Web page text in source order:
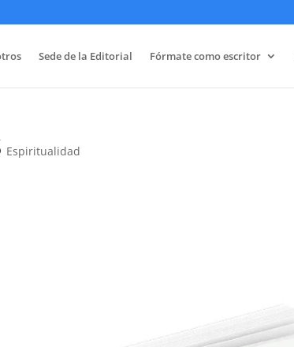
Sede de la Editorial Fórmate como escritor
Espiritualidad